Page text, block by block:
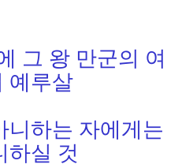
그 왕 만군의 여
예루살
니하는 자에게는
하실 것